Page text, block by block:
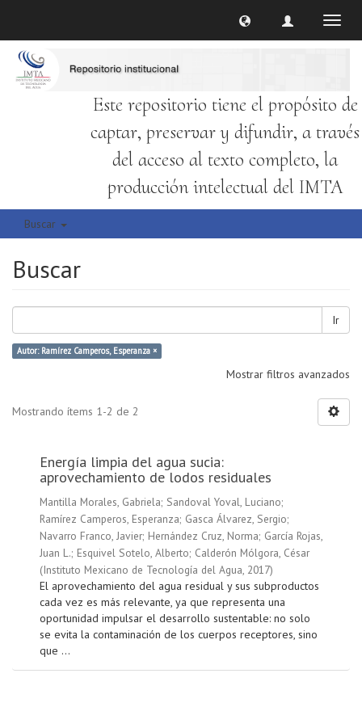
Este repositorio tiene el propósito de
captar, preservar y difundir, a través
del acceso al texto completo, la
producción intelectual del IMTA
Buscar
Buscar
Ir
Autor: Ramírez Camperos, Esperanza ×
Mostrar filtros avanzados
Mostrando ítems 1-2 de 2
Energía limpia del agua sucia:
aprovechamiento de lodos residuales
Mantilla Morales, Gabriela; Sandoval Yoval, Luciano;
Ramírez Camperos, Esperanza; Gasca Álvarez, Sergio;
Navarro Franco, Javier; Hernández Cruz, Norma; García Rojas,
Juan L.; Esquivel Sotelo, Alberto; Calderón Mólgora, César
(Instituto Mexicano de Tecnología del Agua, 2017)
El aprovechamiento del agua residual y sus subproductos
cada vez es más relevante, ya que representa una
oportunidad impulsar el desarrollo sustentable: no solo
se evita la contaminación de los cuerpos receptores, sino
que ...